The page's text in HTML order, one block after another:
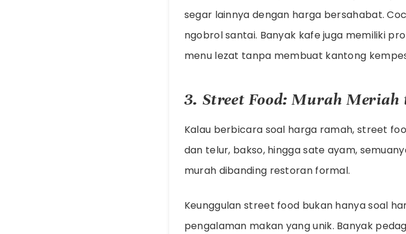
segar lainnya dengan harga bersahabat.
ngobrol santai. Banyak kafe juga memiliki
menu lezat tanpa membuat kantong
3. Street Food: Murah
Kalau berbicara soal harga ramah, street
dan telur, bakso, hingga sate ayam,
murah dibanding restoran formal.
Keunggulan street food bukan hanya soal
pengalaman makan yang unik. Banyak